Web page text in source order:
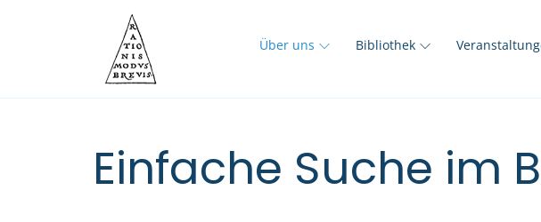
Über uns Bibliothek
Einfache Suche im